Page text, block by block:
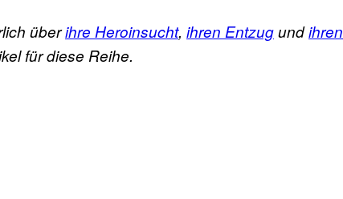
überihre Heroinsucht, ihren Entzugundihren
für diese Reihe.